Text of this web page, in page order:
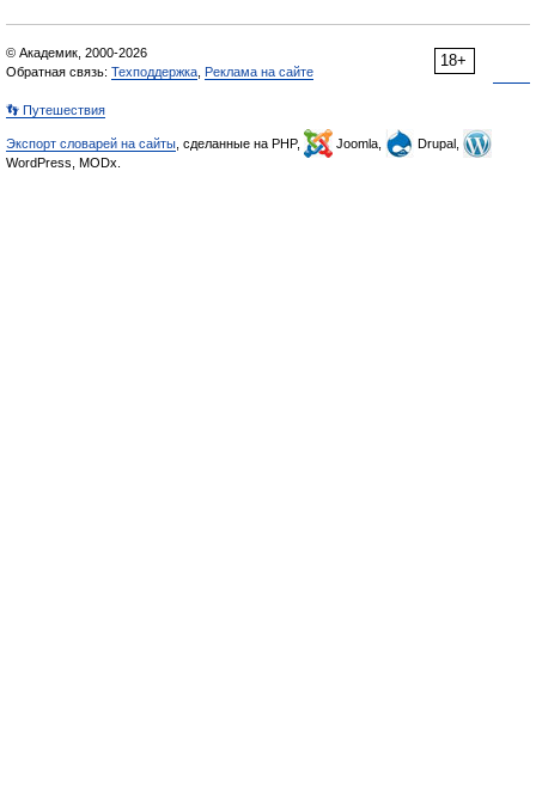
18+
© Академик, 2000-2026
Обратная связь: Техподдержка Реклама на сайте
👣 Путешествия
Экспорт словарей на сайты , сделанные на PHP, Joomla,
Drupal,
WordPress, MODx.